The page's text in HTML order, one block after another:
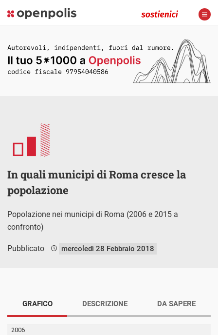
In quali municipi di Roma cresce la
popolazione
Popolazione nei municipi di Roma (2006 e 2015 a
confronto)
Pubblicato mercoledì 28 Febbraio 2018
GRAFICO DESCRIZIONE DA SAPERE